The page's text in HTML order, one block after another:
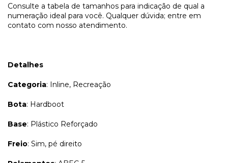
Consulte a tabela de tamanhos para indicação de qual a
numeração ideal para você. Qualquer dúvida; entre em
contato com nosso atendimento.
Detalhes
Categoria: Inline, Recreação
Bota: Hardboot
Base: Plástico Reforçado
Freio: Sim, pé direito